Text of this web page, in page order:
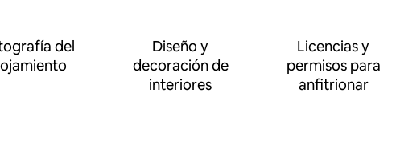
del
Diseño y
decoración de
interiores
Licencias y
permisos para
anfitrionar